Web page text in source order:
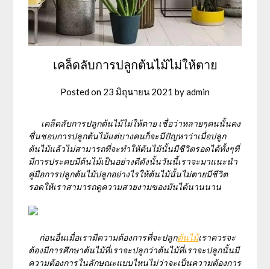
เคล็ดลับการปลูกต้นไม้ไม่ให้ตาย
Posted on 23 มิถุนายน 2021 byadmin
เคล็ดลับการปลูกต้นไม้ไม่ให้ตาย เชื่อว่าหลายๆคนนั้นคง
ชื่นชอบการปลูกต้นไม้แต่บางคนก็จะมีปัญหาว่าเมื่อปลูก
ต้นไม้แล้วไม่สามารถที่จะทำให้ต้นไม้นั้นมีชีวิตรอดได้ทั้งๆที่
มีการประคบมีต้นไม้เป็นอย่างดีดังนั้นวันนี้เราจะมาแนะนำ
คู่มือการปลูกต้นไม้ปลูกอย่างไรให้ต้นไม้นั้นไม่ตายมีชีวิต
รอดให้เราสามารถดูความสวยงามของมันได้นานนาน
ก่อนอื่นเมื่อเรามีความต้องการที่จะปลูกต้นไม้เราควรจะ
ต้องมีการศึกษาต้นไม้ที่เราจะปลูกว่าต้นไม้ที่เราจะปลูกนั้นมี
ความต้องการในลักษณะแบบไหนไม่ว่าจะเป็นความต้องการ